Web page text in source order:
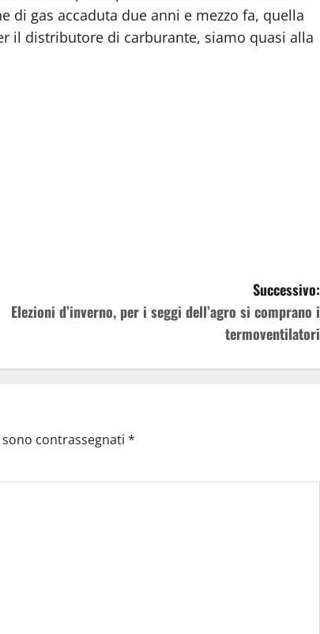
di gas accaduta due anni e mezzo fa, quella
il distributore di carburante, siamo quasi alla
Successivo:
Elezioni d’inverno, per i seggi dell’agro si comprano i
termoventilatori
contrassegnati *